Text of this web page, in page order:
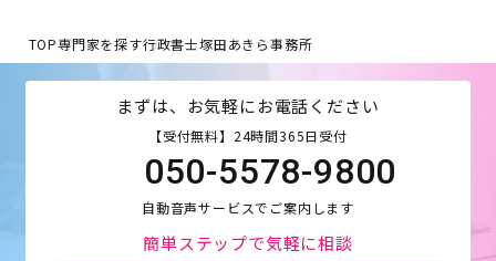
TOP専門家を探す行政書士塚田あきら事務所
まずは、お気軽にお電話ください
【受付無料】24時間365日受付
050-5578-9800
自動音声サービスでご案内します
簡単ステップで気軽に相談